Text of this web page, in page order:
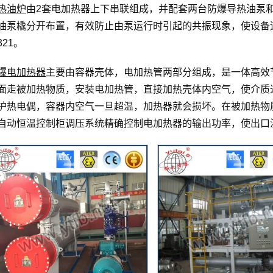
油炉由2套电加热器上下串联组成，并配套两台防爆导热油泵
泵橇分开布置，有效防止由泵运行时引起的共振现象，使设
。
电加热器主要由容器壳体，电加热管两部分组成，是一体高
走被加热物质，安装电加热管，直接加热壳体内空气，使介
热电偶，容器内空气一旦超温，加热器就会损坏。在被加热
动恒温控制柜调压系统精确控制电加热器的输出功率，使出